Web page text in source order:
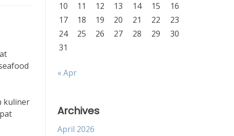
kuliner
10
11 12 13 14 15
16
17
18 19 20 21 22
23
24
25 26 27 28 29
30
31
« Apr
Archives
April 2026